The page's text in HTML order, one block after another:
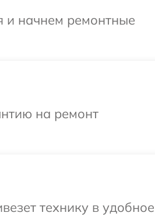
и начнем ремонтные
на ремонт
технику в удобное